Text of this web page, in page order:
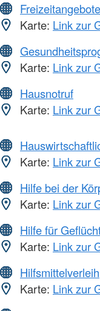
Freizeitangebote
Karte: Link zur
Karte: Link zur
Hausnotruf
Karte: Link zur
Karte: Link zur
Hilfe bei der
Karte: Link zur
Hilfe für
Karte: Link zur
Hilfsmittelverleih
Karte: Link zur